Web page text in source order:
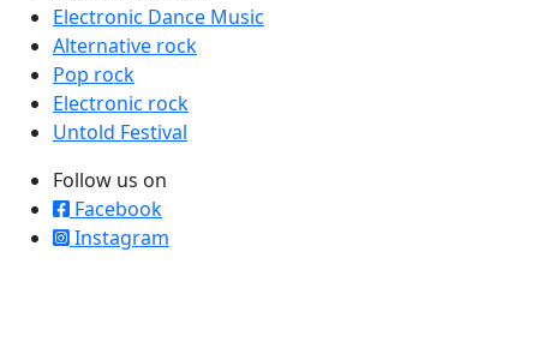
Electronic Dance Music
Alternative rock
Pop rock
Electronic rock
Untold Festival
Follow us on
Facebook
Instagram